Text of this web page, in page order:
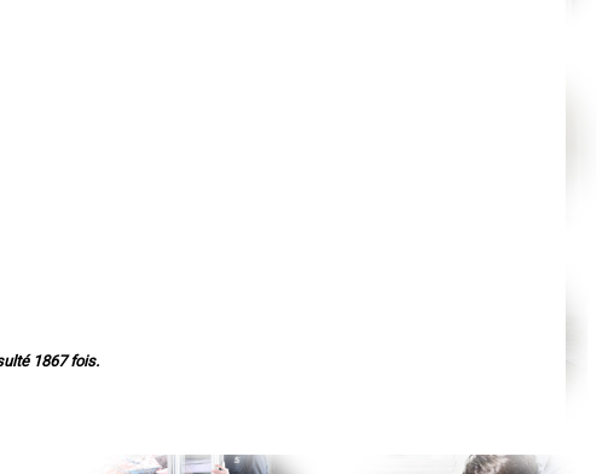
1867 fois.
Chambéry